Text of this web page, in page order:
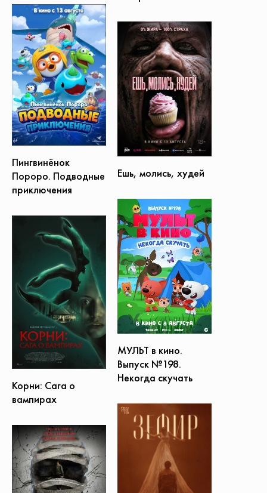
Пингвинёнок
Пороро. Подводные
приключения
Ешь, молись, худей
МУЛЬТ в кино.
Выпуск №198.
Некогда скучать
Корни: Сага о
вампирах